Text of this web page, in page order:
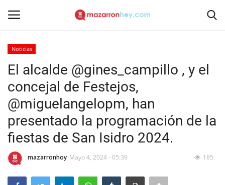
Inicio
Contacto
Noticias
Mazarrón Hoy
Noticias
El alcalde @gines_campillo , y el
concejal de Festejos,
@miguelangelopm, han
presentado la programación de la
fiestas de San Isidro 2024.
mazarronhoy Mayo 4, 2024 - 05:39 185